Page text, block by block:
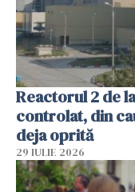
Reactorul 2 de
controlat, din
deja oprită
29 IULIE 2026